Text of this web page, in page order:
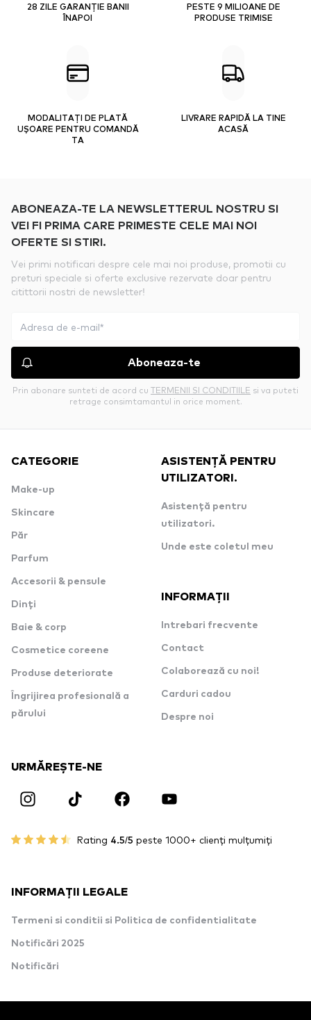
28 ZILE GARANȚIE BANII
ÎNAPOI
PESTE 9 MILIOANE DE
PRODUSE TRIMISE
MODALITAȚI DE PLATĂ
UȘOARE PENTRU COMANDĂ
TA
LIVRARE RAPIDĂ LA TINE
ACASĂ
ABONEAZA-TE LA NEWSLETTERUL NOSTRU SI
VEI FI PRIMA CARE PRIMESTE CELE MAI NOI
OFERTE SI STIRI.
Vei primi notificari despre cele mai noi produse, promotii cu
preturi speciale si oferte exclusive rezervate doar pentru
citittorii nostri de newsletter!
Aboneaza-te
Prin abonare sunteti de acord cu TERMENII SI CONDITIILE si va puteti
retrage consimtamantul in orice moment.
CATEGORIE
Make-up
Skincare
Păr
Parfum
Accesorii & pensule
Dinți
Baie & corp
Cosmetice coreene
Produse deteriorate
Îngrijirea profesională a
părului
ASISTENȚĂ PENTRU
UTILIZATORI.
Asistență pentru
utilizatori.
Unde este coletul meu
INFORMAȚII
Intrebari frecvente
Contact
Colaborează cu noi!
Carduri cadou
Despre noi
URMĂREȘTE-NE
Rating 4.5/5 peste 1000+ clienți mulțumiți
INFORMAȚII LEGALE
Termeni si conditii si Politica de confidentialitate
Notificări 2025
Notificări